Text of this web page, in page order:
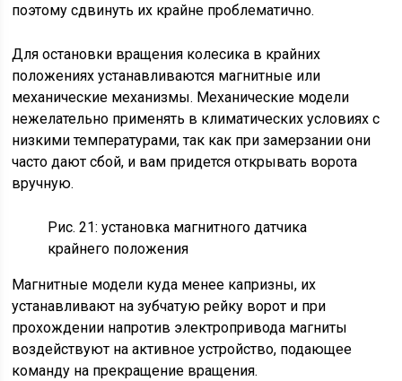
поэтому сдвинуть их крайне проблематично.
Для остановки вращения колесика в крайних
положениях устанавливаются магнитные или
механические механизмы. Механические модели
нежелательно применять в климатических условиях с
низкими температурами, так как при замерзании они
часто дают сбой, и вам придется открывать ворота
вручную.
Рис. 21: установка магнитного датчика
крайнего положения
Магнитные модели куда менее капризны, их
устанавливают на зубчатую рейку ворот и при
прохождении напротив электропривода магниты
воздействуют на активное устройство, подающее
команду на прекращение вращения.